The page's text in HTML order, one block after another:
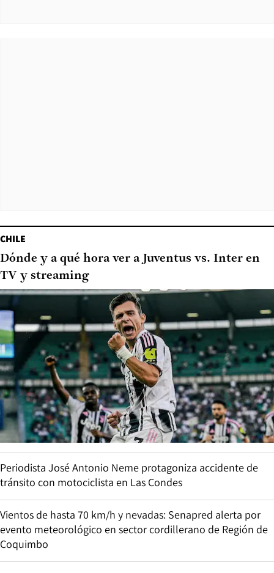
CHILE
Dónde y a qué hora ver a Juventus vs. Inter en
TV y streaming
Periodista José Antonio Neme protagoniza accidente de
tránsito con motociclista en Las Condes
Vientos de hasta 70 km/h y nevadas: Senapred alerta por
evento meteorológico en sector cordillerano de Región de
Coquimbo